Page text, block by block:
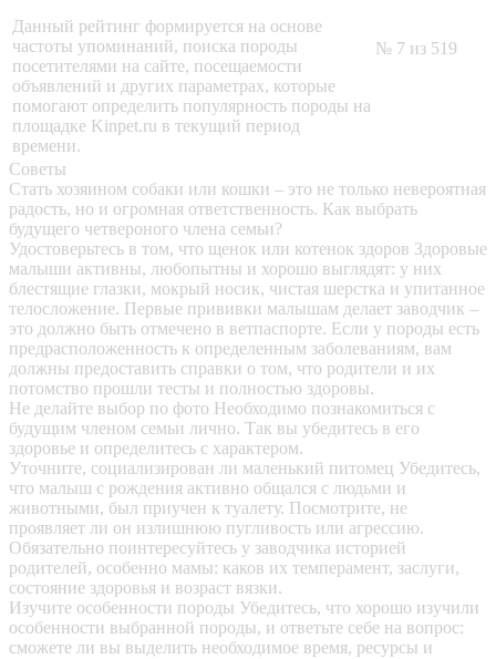
Данный рейтинг формируется на основе
частоты упоминаний, поиска породы
посетителями на сайте, посещаемости
объявлений и других параметрах, которые
помогают определить популярность породы на
площадке Kinpet.ru в текущий период
времени.
№ 7 из 519
Советы
Стать хозяином собаки или кошки – это не только невероятная
радость, но и огромная ответственность. Как выбрать
будущего четвероного члена семьи?
Удостоверьтесь в том, что щенок или котенок здоров Здоровые
малыши активны, любопытны и хорошо выглядят: у них
блестящие глазки, мокрый носик, чистая шерстка и упитанное
телосложение. Первые прививки малышам делает заводчик –
это должно быть отмечено в ветпаспорте. Если у породы есть
предрасположенность к определенным заболеваниям, вам
должны предоставить справки о том, что родители и их
потомство прошли тесты и полностью здоровы.
Не делайте выбор по фото Необходимо познакомиться с
будущим членом семьи лично. Так вы убедитесь в его
здоровье и определитесь с характером.
Уточните, социализирован ли маленький питомец Убедитесь,
что малыш с рождения активно общался с людьми и
животными, был приучен к туалету. Посмотрите, не
проявляет ли он излишнюю пугливость или агрессию.
Обязательно поинтересуйтесь у заводчика историей
родителей, особенно мамы: каков их темперамент, заслуги,
состояние здоровья и возраст вязки.
Изучите особенности породы Убедитесь, что хорошо изучили
особенности выбранной породы, и ответьте себе на вопрос:
сможете ли вы выделить необходимое время, ресурсы и